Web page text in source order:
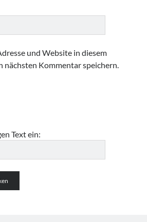
und Website in diesem
nächsten Kommentar speichern.
Text ein: